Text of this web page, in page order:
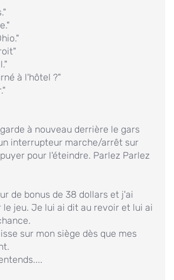
à l'hôtel ?"
à nouveau derrière le gars
interrupteur marche/arrêt sur
pour l'éteindre. Parlez Parlez
de bonus de 38 dollars et j'ai
jeu. Je lui ai dit au revoir et lui ai
sur mon siège dès que mes